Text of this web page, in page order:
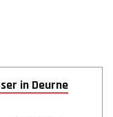
in Deurne